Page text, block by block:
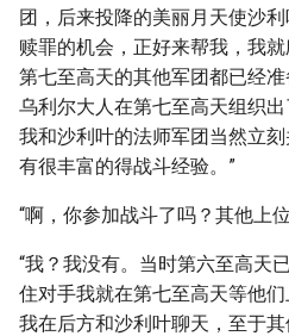
团，后来投降的美丽月天使沙
赎罪的机会，正好来帮我，我
第七至高天的其他军团都已经
乌利尔大人在第七至高天组织
我和沙利叶的法师军团当然立
有很丰富的得战斗经验。”
“啊，你参加战斗了吗？其他上
“我？我没有。当时第六至高天
住对手我就在第七至高天等他
我在后方和沙利叶聊天，至于